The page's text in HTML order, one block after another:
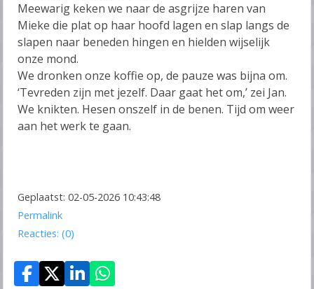
Meewarig keken we naar de asgrijze haren van
Mieke die plat op haar hoofd lagen en slap langs de
slapen naar beneden hingen en hielden wijselijk
onze mond.
We dronken onze koffie op, de pauze was bijna om.
‘Tevreden zijn met jezelf. Daar gaat het om,’ zei Jan.
We knikten. Hesen onszelf in de benen. Tijd om weer
aan het werk te gaan.
Geplaatst: 02-05-2026 10:43:48
Permalink
Reacties: (0)